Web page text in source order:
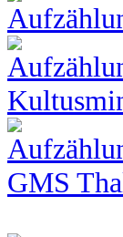
GMS